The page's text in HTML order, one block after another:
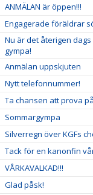
ANMÄLAN är öppen!!!
Engagerade föräldrar
Nu är det återigen
gympa!
Anmälan uppskjuten
Nytt telefonnummer!
Ta chansen att prova
Sommargympa
Silverregn över KGFs
Tack för en kanonfin
VÅRKAVALKAD!!!
Glad påsk!